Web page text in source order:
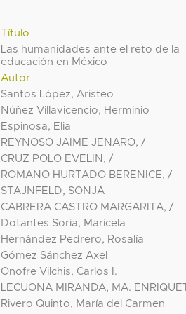
Título
Las humanidades ante el reto de la
educación en México
Autor
Santos López, Aristeo
Núñez Villavicencio, Herminio
Espinosa, Elia
REYNOSO JAIME JENARO, /
CRUZ POLO EVELIN, /
ROMANO HURTADO BERENICE, /
STAJNFELD, SONJA
CABRERA CASTRO MARGARITA, /
Dotantes Soria, Maricela
Hernández Pedrero, Rosalía
Gómez Sánchez Axel
Onofre Vilchis, Carlos I.
LECUONA MIRANDA, MA.
Rivero Quinto, María del Carmen